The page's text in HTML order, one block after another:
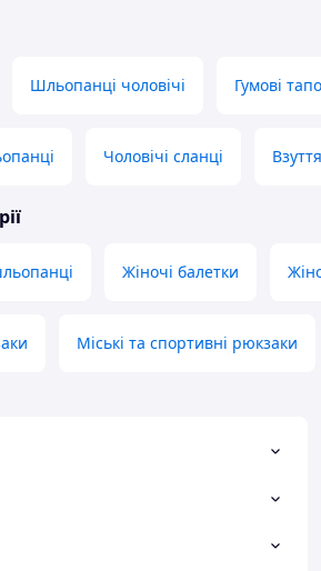
Шльопанці чоловічі Гумові
Чоловічі сланці
Жіночі балетки
Міські та спортивні рюкзаки